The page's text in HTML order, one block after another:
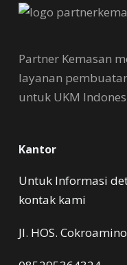
Partner Kemasan
layanan
untuk UKM
Kantor
Untuk Informasi
kontak kami
Jl. HOS.